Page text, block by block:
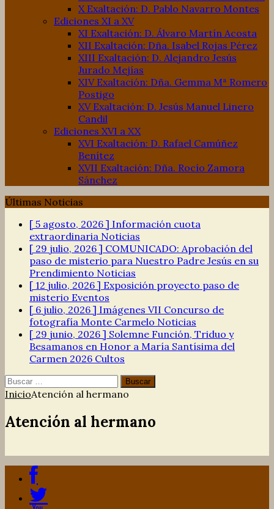
X Exaltación: D. Pablo Navarro Montes
Ediciones XI a XV
XI Exaltación: D. Álvaro Martín Acosta
XII Exaltación: Dña. Isabel Rojas Pérez
XIII Exaltación: D. Alejandro Jesús
Jurado Mejías
XIV Exaltación: Dña. Gemma Mª Romero
Postigo
XV Exaltación: D. Jesús Manuel Linero
Candil
Ediciones XVI a XX
XVI Exaltación: D. Rafael Camúñez
Benítez
XVII Exaltación: Dña. Rocío Zamora
Sánchez
Últimas Noticias
[ 5 agosto, 2026 ] Información cuota
extraordinaria Noticias
[ 29 julio, 2026 ] COMUNICADO: Aprobación del
paso de misterio para Nuestro Padre Jesús en su
Prendimiento Noticias
[ 12 julio, 2026 ] Exposición proyecto paso de
misterio Eventos
[ 6 julio, 2026 ] Imágenes VII Concurso de
fotografía Monte Carmelo Noticias
[ 29 junio, 2026 ] Solemne Función, Triduo y
Besamanos en Honor a María Santísima del
Carmen 2026 Cultos
Buscar:
InicioAtención al hermano
Atención al hermano